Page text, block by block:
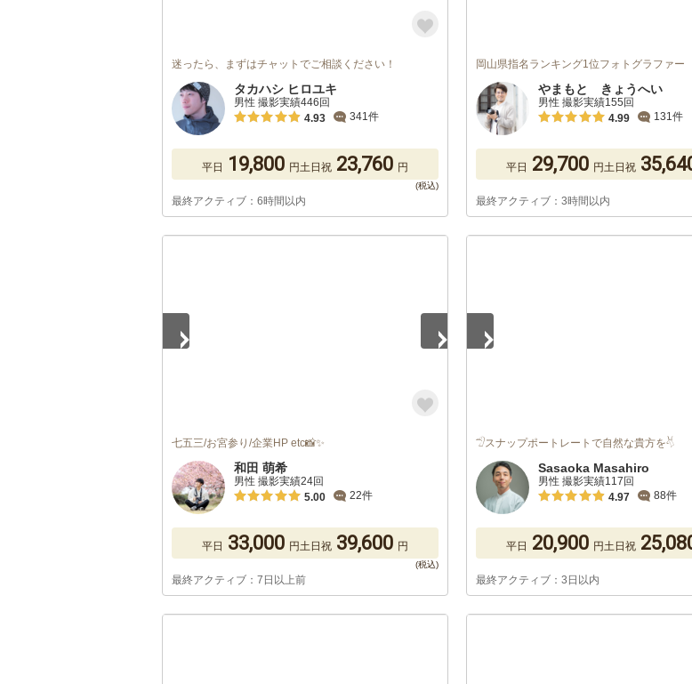
迷ったら、まずはチャットでご相談ください！
タカハシ ヒロユキ
男性 撮影実績446回
4.93
341件
平日 19,800 円土日祝 23,760 円
最終アクティブ：6時間以内
岡山県指名ランキング1位フォトグラファー
やまもと きょうへい
男性 撮影実績155回
4.99
131件
平日 29,700 円土日祝
最終アクティブ：3時間以内
七五三/お宮参り/企業HP etc📸✨
和田 萌希
男性 撮影実績24回
5.00
22件
平日 33,000 円土日祝 39,600 円
最終アクティブ：7日以上前
𓅿スナップポートレートで自然な貴方を𓄃
Sasaoka Masahiro
男性 撮影実績117回
4.97
88件
平日 20,900 円土日祝
最終アクティブ：3日以内